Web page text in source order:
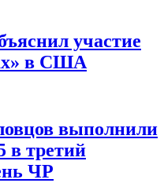
участие
в США
выполнили
в третий
ЧР